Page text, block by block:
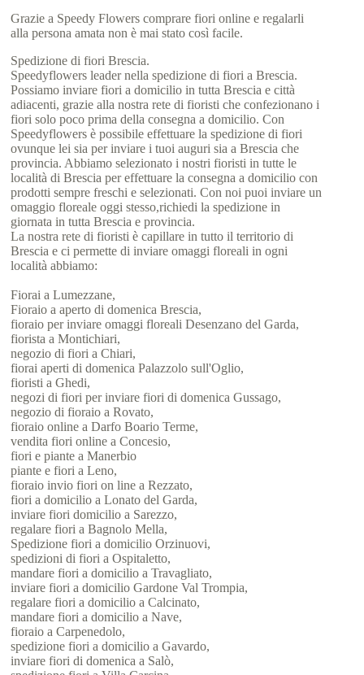
Grazie a Speedy Flowers comprare fiori online e regalarli
alla persona amata non è mai stato così facile.
Spedizione di fiori Brescia.
Speedyflowers leader nella spedizione di fiori a Brescia.
Possiamo inviare fiori a domicilio in tutta Brescia e città
adiacenti, grazie alla nostra rete di fioristi che confezionano i
fiori solo poco prima della consegna a domicilio. Con
Speedyflowers è possibile effettuare la spedizione di fiori
ovunque lei sia per inviare i tuoi auguri sia a Brescia che
provincia. Abbiamo selezionato i nostri fioristi in tutte le
località di Brescia per effettuare la consegna a domicilio con
prodotti sempre freschi e selezionati. Con noi puoi inviare un
omaggio floreale oggi stesso,richiedi la spedizione in
giornata in tutta Brescia e provincia.
La nostra rete di fioristi è capillare in tutto il territorio di
Brescia e ci permette di inviare omaggi floreali in ogni
località abbiamo:
Fiorai a Lumezzane,
Fioraio a aperto di domenica Brescia,
fioraio per inviare omaggi floreali Desenzano del Garda,
fiorista a Montichiari,
negozio di fiori a Chiari,
fiorai aperti di domenica Palazzolo sull'Oglio,
fioristi a Ghedi,
negozi di fiori per inviare fiori di domenica Gussago,
negozio di fioraio a Rovato,
fioraio online a Darfo Boario Terme,
vendita fiori online a Concesio,
fiori e piante a Manerbio
piante e fiori a Leno,
fioraio invio fiori on line a Rezzato,
fiori a domicilio a Lonato del Garda,
inviare fiori domicilio a Sarezzo,
regalare fiori a Bagnolo Mella,
Spedizione fiori a domicilio Orzinuovi,
spedizioni di fiori a Ospitaletto,
mandare fiori a domicilio a Travagliato,
inviare fiori a domicilio Gardone Val Trompia,
regalare fiori a domicilio a Calcinato,
mandare fiori a domicilio a Nave,
fioraio a Carpenedolo,
spedizione fiori a domicilio a Gavardo,
inviare fiori di domenica a Salò,